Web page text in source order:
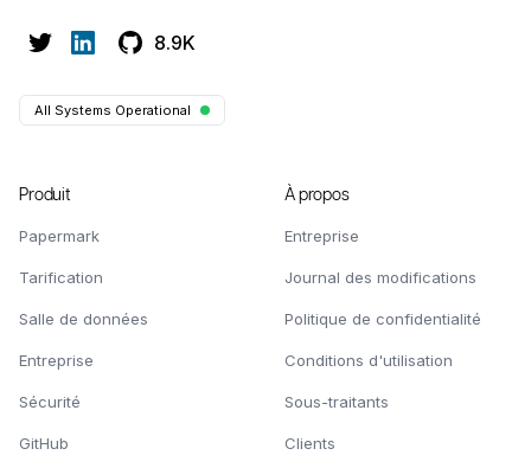
8.9K
All Systems Operational
Produit
Papermark
Tarification
Salle de données
Entreprise
Sécurité
GitHub
À propos
Entreprise
Journal des modifications
Politique de confidentialité
Conditions d'utilisation
Sous-traitants
Clients